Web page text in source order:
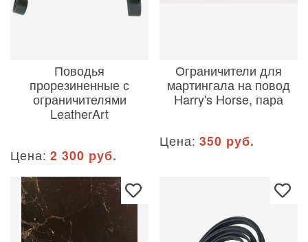
Поводья
прорезиненные с
ограничителями
LeatherArt
Цена: 2 300 руб.
Ограничители для
мартингала на повод
Harry's Horse, пара
Цена: 350 руб.